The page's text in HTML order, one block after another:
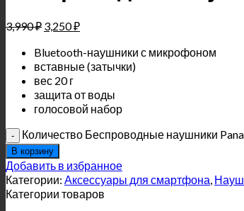
3,990₽ 3,250₽
Bluetooth-наушники с микрофоном
вставные (затычки)
вес 20 г
защита от воды
голосовой набор
Количество Беспроводные наушники
В корзину
Добавить в избранное
Категории: Аксессуары для смартфона,
Категории товаров